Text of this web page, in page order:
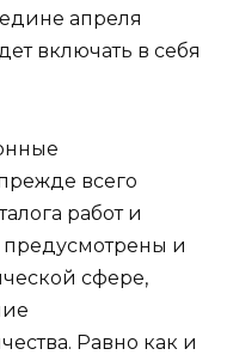
апреля
включать в себя
всего
работ и
предусмотрены и
сфере,
Равно как и